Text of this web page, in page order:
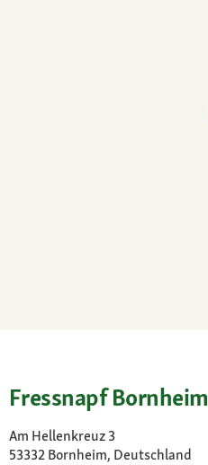
Fressnapf Bornheim
Am Hellenkreuz 3
53332 Bornheim, Deutschland